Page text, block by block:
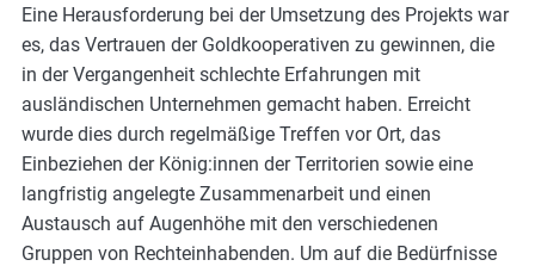
Eine Herausforderung bei der Umsetzung des Projekts war
es, das Vertrauen der Goldkooperativen zu gewinnen, die
in der Vergangenheit schlechte Erfahrungen mit
ausländischen Unternehmen gemacht haben. Erreicht
wurde dies durch regelmäßige Treffen vor Ort, das
Einbeziehen der König:innen der Territorien sowie eine
langfristig angelegte Zusammenarbeit und einen
Austausch auf Augenhöhe mit den verschiedenen
Gruppen von Rechteinhabenden. Um auf die Bedürfnisse